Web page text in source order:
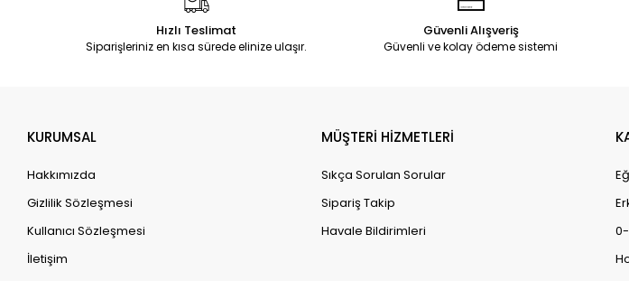
Hızlı Teslimat
Siparişleriniz en kısa sürede elinize ulaşır.
Güvenli Alışveriş
Güvenli ve kolay ödeme sistemi
KURUMSAL
Hakkımızda
Gizlilik Sözleşmesi
Kullanıcı Sözleşmesi
İletişim
MÜŞTERİ HİZMETLERİ
Sıkça Sorulan Sorular
Sipariş Takip
Havale Bildirimleri